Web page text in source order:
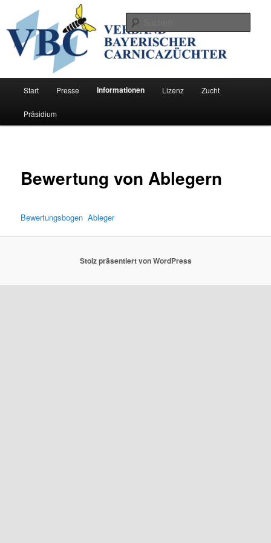
primären
Inhalt
springenVerband Bayerischer
Carnicazüchter
Förderung der Zucht der Bienenrasse Carnica in Bayern
Start Presse Informationen Lizenz Zucht
Präsidium
Bewertung von Ablegern
Bewertungsbogen Ableger
Stolz präsentiert von WordPress